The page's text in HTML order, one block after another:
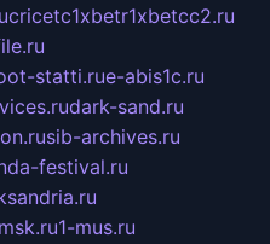
cricetc1xbetr1xbetcc2.ru
statti.rue-abis1c.ru
dark-sand.ru
sib-archives.ru
festival.ru
1-mus.ru